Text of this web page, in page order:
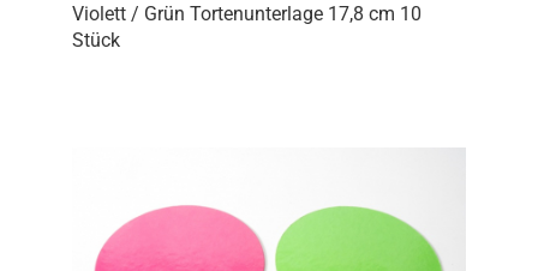
Violett / Grün Tortenunterlage 17,8 cm 10
Stück